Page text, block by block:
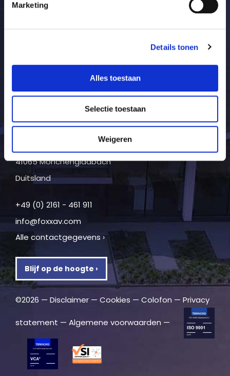
Marketing
Details tonen
Alles toestaan
Selectie toestaan
Weigeren
6042 KN Roermond
Nederland
+32 (0) 89 - 258 885
(Sektor M Gebäude)
41065 Mönchengladbach
Duitsland
+49 (0) 2161 - 461 911
info@foxxav.com
Alle contactgegevens ›
Blijf op de hoogte ›
©2026 — Disclaimer — Cookies — Colofon — Privacy
statement — Algemene voorwaarden —